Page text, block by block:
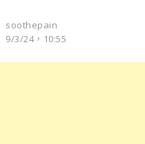
soothepain
9/3/24，10:55